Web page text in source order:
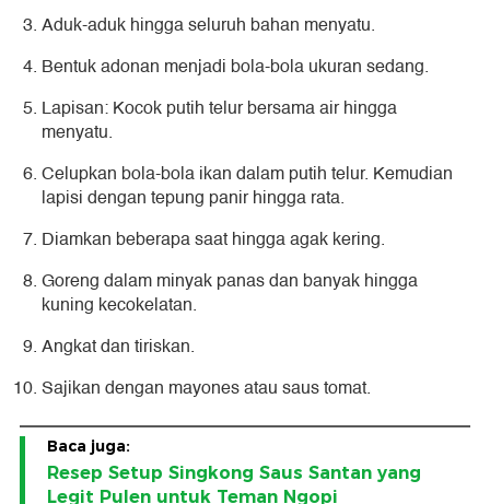
Aduk-aduk hingga seluruh bahan menyatu.
Bentuk adonan menjadi bola-bola ukuran sedang.
Lapisan: Kocok putih telur bersama air hingga
menyatu.
Celupkan bola-bola ikan dalam putih telur. Kemudian
lapisi dengan tepung panir hingga rata.
Diamkan beberapa saat hingga agak kering.
Goreng dalam minyak panas dan banyak hingga
kuning kecokelatan.
Angkat dan tiriskan.
Sajikan dengan mayones atau saus tomat.
Baca juga:
Resep Setup Singkong Saus Santan yang
Legit Pulen untuk Teman Ngopi